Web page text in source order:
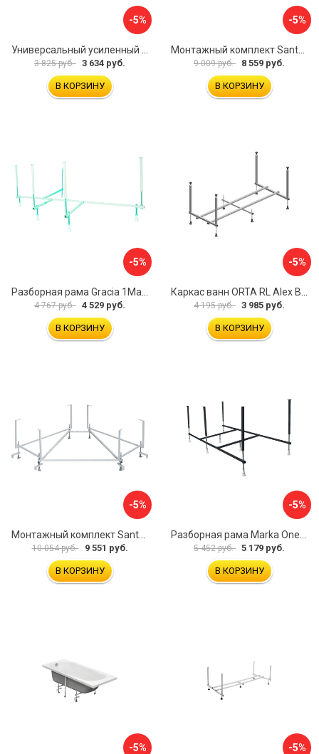
-5%
3 825 руб. 3 634 руб.
В КОРЗИНУ
-5%
9 009 руб. 8 559 руб.
В КОРЗИНУ
-5%
Разборная рама Gracia 1Marka 170 03гр1710
4 767 руб. 4 529 руб.
В КОРЗИНУ
-5%
Каркас ванн ORTA RL Alex Baitler KSO15
4 195 руб. 3 985 руб.
В КОРЗИНУ
-5%
10 054 руб. 9 551 руб.
В КОРЗИНУ
-5%
5 452 руб. 5 179 руб.
В КОРЗИНУ
-5% -5%